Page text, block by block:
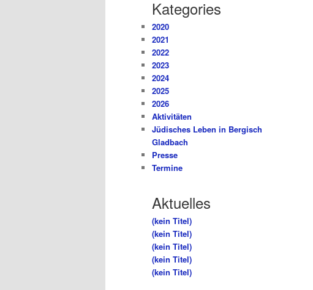
Kategories
2020
2021
2022
2023
2024
2025
2026
Aktivitäten
Jüdisches Leben in Bergisch
Gladbach
Presse
Termine
Aktuelles
(kein Titel)
(kein Titel)
(kein Titel)
(kein Titel)
(kein Titel)